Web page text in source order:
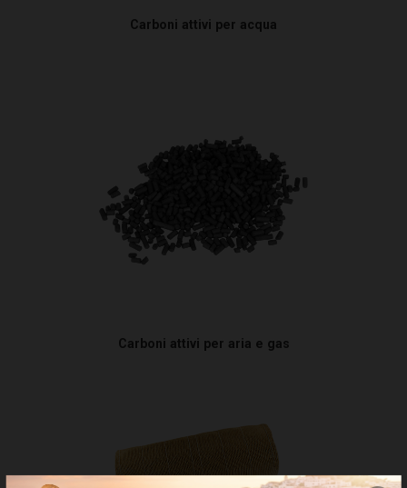
Carboni attivi per acqua
Carboni attivi per aria e gas